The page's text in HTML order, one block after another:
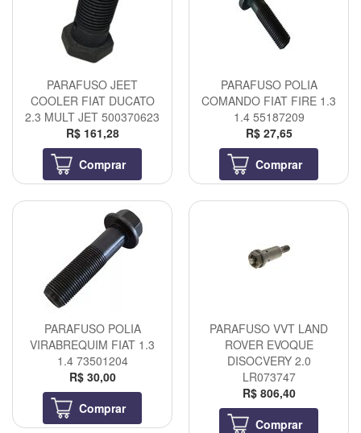
PARAFUSO JEET
COOLER FIAT DUCATO
2.3 MULT JET 500370623
R$ 161,28
Comprar
PARAFUSO POLIA
COMANDO FIAT FIRE 1.3
1.4 55187209
R$ 27,65
Comprar
PARAFUSO POLIA
VIRABREQUIM FIAT 1.3
1.4 73501204
R$ 30,00
Comprar
PARAFUSO VVT LAND
ROVER EVOQUE
DISOCVERY 2.0
LR073747
R$ 806,40
Comprar